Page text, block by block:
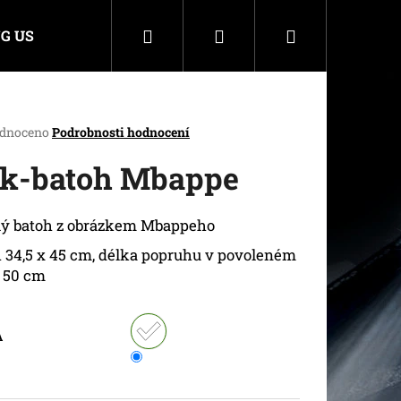
US Hledat PřihlášeníNákupní
Podrobnosti hodnocení
batoh Mbappe
batoh z obrázkem Mbappeho
34,5 x 45 cm, délka popruhu v povoleném
cm